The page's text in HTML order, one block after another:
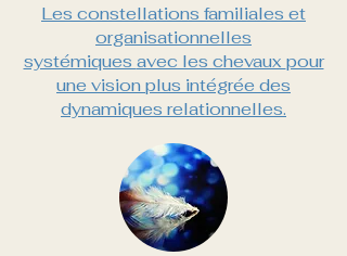
Les constellations familiales et
organisationnelles
systémiques avec les chevaux pour
une vision plus intégrée des
dynamiques relationnelles.